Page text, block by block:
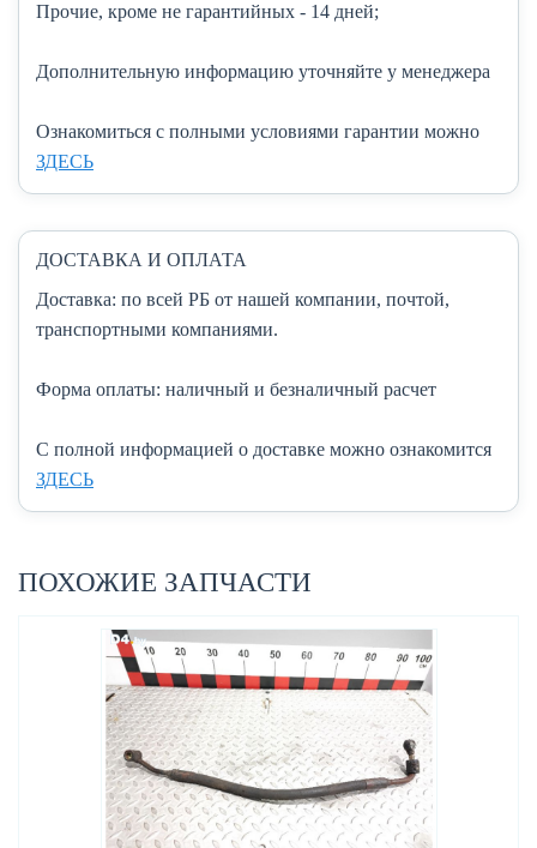
Прочие, кроме не гарантийных - 14 дней;
Дополнительную информацию уточняйте у менеджера
Ознакомиться с полными условиями гарантии можно
ЗДЕСЬ
ДОСТАВКА И ОПЛАТА
Доставка: по всей РБ от нашей компании, почтой,
транспортными компаниями.
Форма оплаты: наличный и безналичный расчет
C полной информацией о доставке можно ознакомится
ЗДЕСЬ
ПОХОЖИЕ ЗАПЧАСТИ